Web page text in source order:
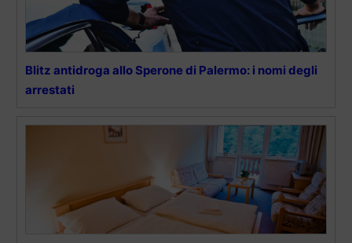
Blitz antidroga allo Sperone di Palermo: i nomi degli
arrestati